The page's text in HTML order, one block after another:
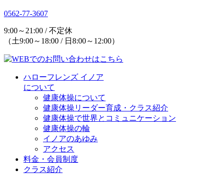
0562-77-3607
9:00～21:00 / 不定休
（土9:00～18:00 / 日8:00～12:00）
ハローフレンズ イノア
について
健康体操について
健康体操リーダー育成・クラス紹介
健康体操で世界とコミュニケーション
健康体操の輪
イノアのあゆみ
アクセス
料金・会員制度
クラス紹介